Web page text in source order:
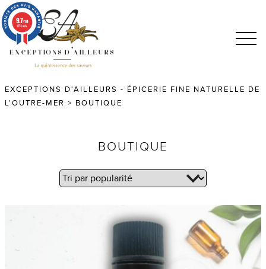
EXCEPTIONS D'AILLEURS - ÉPICERIE FINE NATURELLE DE
L'OUTRE-MER > BOUTIQUE
BOUTIQUE
9.7/10
683 avis